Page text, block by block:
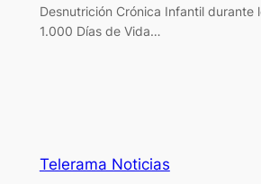
Desnutrición Crónica Infantil durante
1.000 Días de Vida…
Telerama Noticias